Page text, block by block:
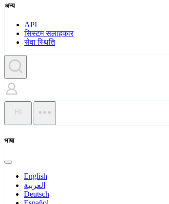
अन्य
API
सिस्टम सलाहकार
सेवा स्थिति
HI
भाषा
English
العربية
Deutsch